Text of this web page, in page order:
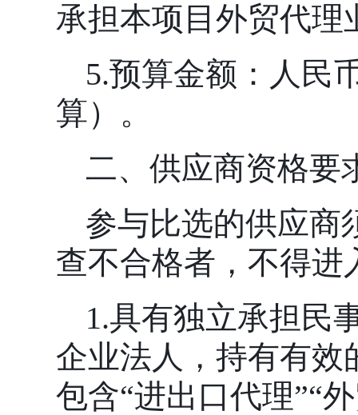
承担本项目外贸代理
5.预算金额：人民
算）。
二、供应商资格要
参与比选的供应商
查不合格者，不得进
1.具有独立承担民
企业法人，持有有效
包含“进出口代理”“